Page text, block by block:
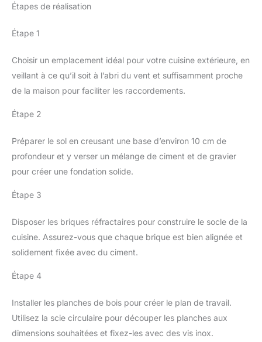
Étapes de réalisation
Étape 1
Choisir un emplacement idéal pour votre cuisine extérieure, en
veillant à ce qu’il soit à l’abri du vent et suffisamment proche
de la maison pour faciliter les raccordements.
Étape 2
Préparer le sol en creusant une base d’environ 10 cm de
profondeur et y verser un mélange de ciment et de gravier
pour créer une fondation solide.
Étape 3
Disposer les briques réfractaires pour construire le socle de la
cuisine. Assurez-vous que chaque brique est bien alignée et
solidement fixée avec du ciment.
Étape 4
Installer les planches de bois pour créer le plan de travail.
Utilisez la scie circulaire pour découper les planches aux
dimensions souhaitées et fixez-les avec des vis inox.